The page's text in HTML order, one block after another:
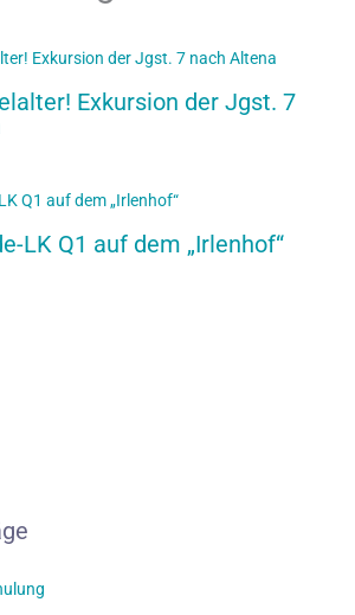
Exkursion der Jgst. 7
LK Q1 auf dem „Irlenhof“